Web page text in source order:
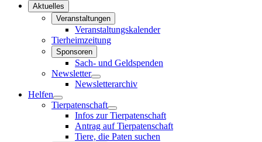
Aktuelles
Veranstaltungen
Veranstaltungskalender
Tierheimzeitung
Sponsoren
Sach- und Geldspenden
Newsletter
Newsletterarchiv
Helfen
Tierpatenschaft
Infos zur Tierpatenschaft
Antrag auf Tierpatenschaft
Tiere, die Paten suchen